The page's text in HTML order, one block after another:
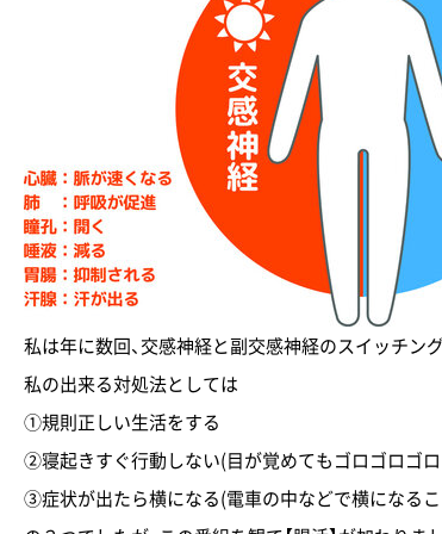
私は年に数回、交感神経と副交感神経のスイッチン
私の出来る対処法としては
①規則正しい生活をする
②寝起きすぐ行動しない(目が覚めてもゴロゴロゴ
③症状が出たら横になる(電車の中などで横になる